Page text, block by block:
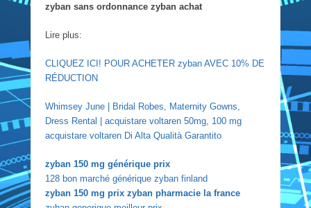
zyban sans ordonnance zyban achat
Lire plus:
CLIQUEZ ICI! POUR ACHETER zyban AVEC 10% DE
RÉDUCTION
Whimsey June | Bridal Robes, Maternity Gowns,
Dress Rental | acquistare voltaren 50mg, 100 mg
acquistare voltaren Di Alta Qualità Garantito
zyban 150 mg générique prix
128 bon marché générique zyban finland
zyban 150 mg prix zyban pharmacie la france